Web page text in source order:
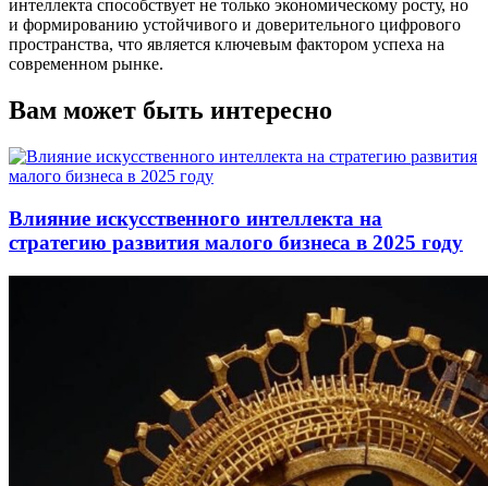
интеллекта способствует не только экономическому росту, но
и формированию устойчивого и доверительного цифрового
пространства, что является ключевым фактором успеха на
современном рынке.
Вам может быть интересно
Влияние искусственного интеллекта на
стратегию развития малого бизнеса в 2025 году